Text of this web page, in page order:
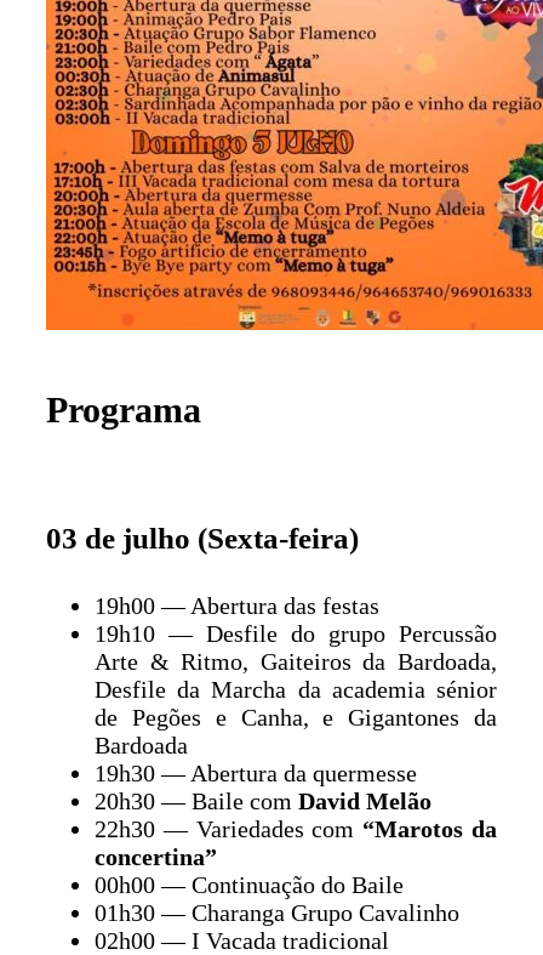
Programa
03 de julho (Sexta-feira)
19h00 — Abertura das festas
19h10 — Desfile do grupo Percussão
Arte & Ritmo, Gaiteiros da Bardoada,
Desfile da Marcha da academia sénior
de Pegões e Canha, e Gigantones da
Bardoada
19h30 — Abertura da quermesse
20h30 — Baile com David Melão
22h30 — Variedades com “Marotos da
concertina”
00h00 — Continuação do Baile
01h30 — Charanga Grupo Cavalinho
02h00 — I Vacada tradicional